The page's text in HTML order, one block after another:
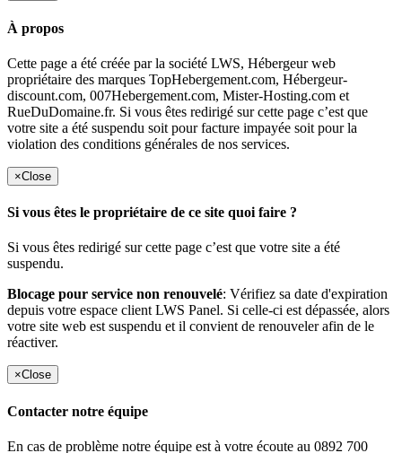
À propos
Cette page a été créée par la société LWS, Hébergeur web
propriétaire des marques TopHebergement.com, Hébergeur-
discount.com, 007Hebergement.com, Mister-Hosting.com et
RueDuDomaine.fr. Si vous êtes redirigé sur cette page c’est que
votre site a été suspendu soit pour facture impayée soit pour la
violation des conditions générales de nos services.
×Close
Si vous êtes le propriétaire de ce site quoi faire ?
Si vous êtes redirigé sur cette page c’est que votre site a été
suspendu.
Blocage pour service non renouvelé: Vérifiez sa date d'expiration
depuis votre espace client LWS Panel. Si celle-ci est dépassée, alors
votre site web est suspendu et il convient de renouveler afin de le
réactiver.
×Close
Contacter notre équipe
En cas de problème notre équipe est à votre écoute au 0892 700